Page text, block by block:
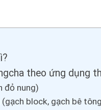
theo ứng dụng
đỏ nung)
block, gạch bê